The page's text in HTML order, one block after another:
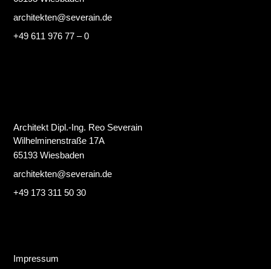
architekten@severain.de
+49 611 976 77 – 0
Architekt Dipl.-Ing. Reo Severain
Wilhelminenstraße 17A
65193 Wiesbaden
architekten@severain.de
+49 173 311 50 30
Impressum